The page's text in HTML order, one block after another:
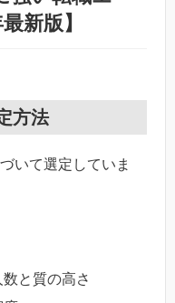
新版】
方法
いて選定していま
数と質の高さ